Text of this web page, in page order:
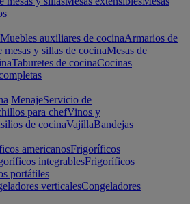
Muebles auxiliares de cocinaArmarios de
mesas y sillas de cocinaMesas de
Taburetes de cocinaCocinas
MenajeServicio de
para chefVinos y
de cocinaVajillaBandejas
americanosFrigoríficos
integrablesFrigoríficos
portátiles
verticalesCongeladores